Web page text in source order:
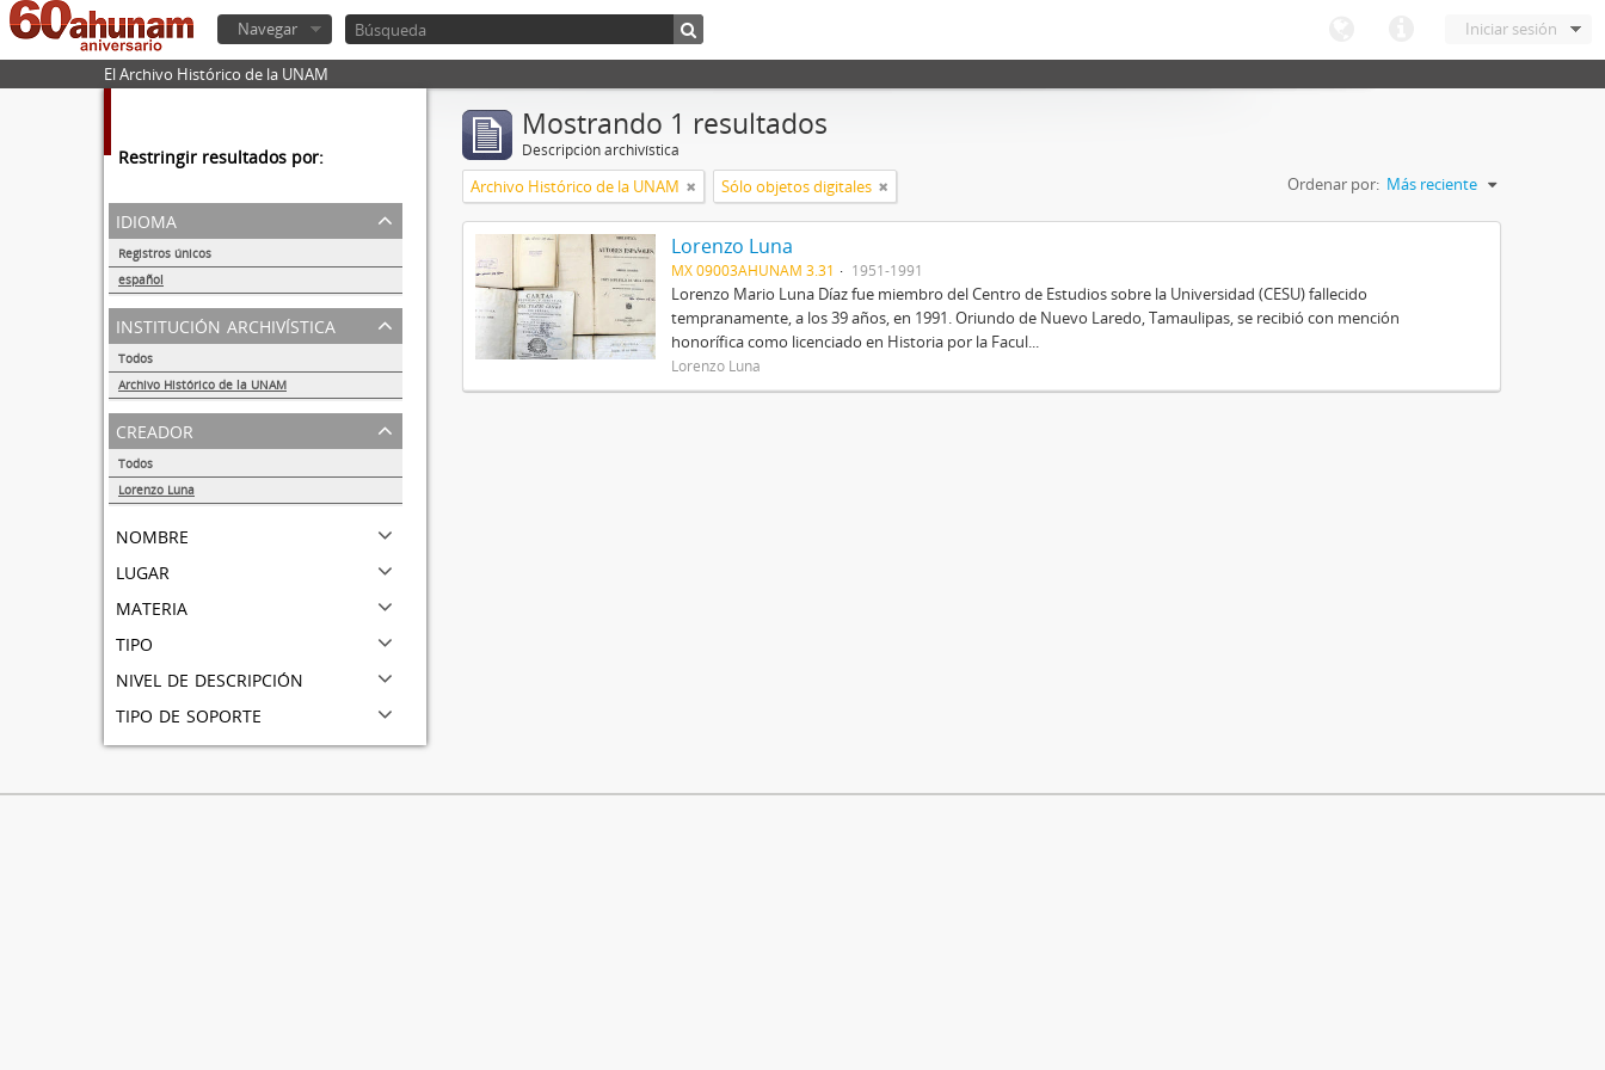
Iniciar sesión
Navegar
El Archivo Histórico de la UNAM
Restringir resultados por:
idioma
Registros únicos
español
1
institución archivística
Todos
Archivo Histórico de la UNAM
1
creador
Todos
Lorenzo Luna
nombre
lugar
materia
tipo
nivel de descripción
tipo de soporte
Mostrando 1 resultados
Descripción archivística
Archivo Histórico de la UNAM Sólo objetos digitales Ordenar por: Más reciente
Lorenzo Luna
MX 09003AHUNAM 3.31 1951-1991
Lorenzo Mario Luna Díaz fue miembro del Centro de Estudios sobre la Universidad (CESU) fallecido
tempranamente, a los 39 años, en 1991. Oriundo de Nuevo Laredo, Tamaulipas, se recibió con mención
honorífica como licenciado en Historia por la Facul...
Lorenzo Luna